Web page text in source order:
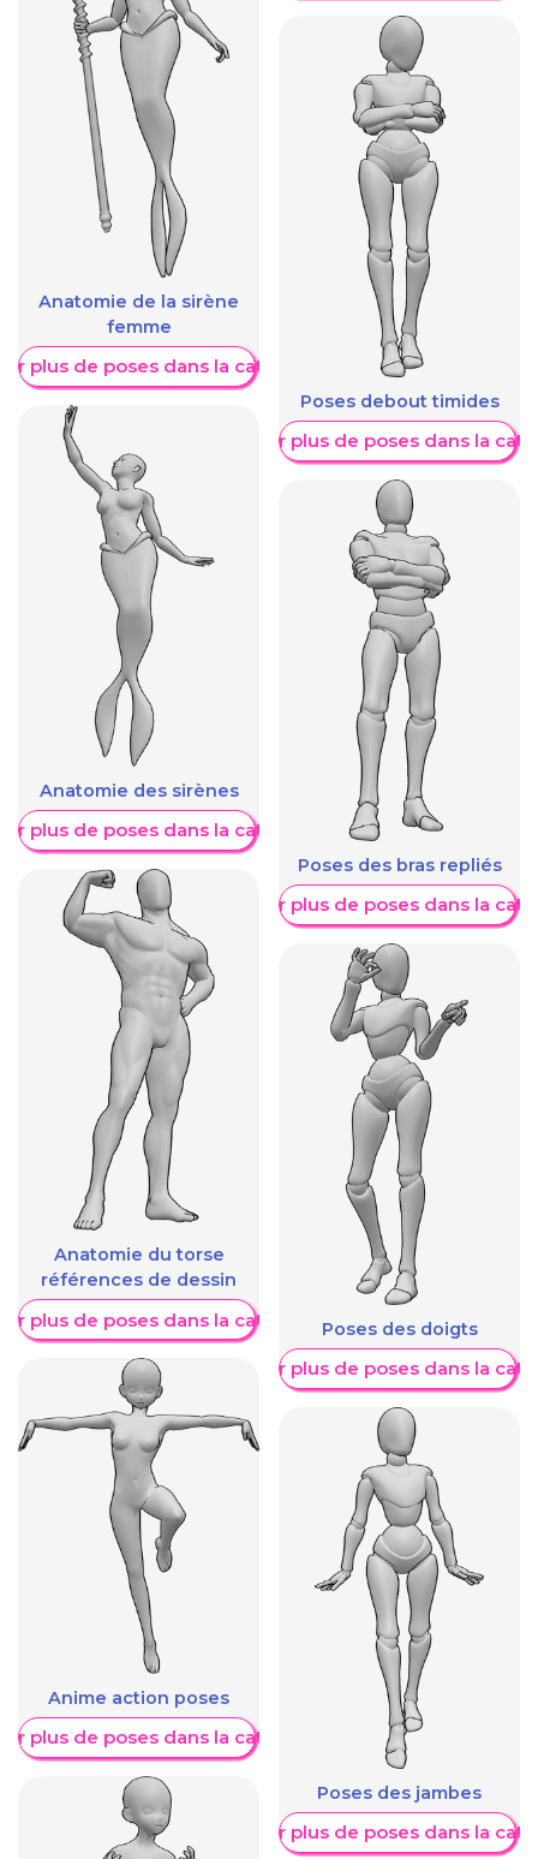
Anatomie de la sirène
femme
plus de poses dans la catégorie
Anatomie des sirènes
plus de poses dans la catégorie
Anatomie du torse
références de dessin
plus de poses dans la catégorie
Anime action poses
plus de poses dans la catégorie
Poses debout timides
Afficher plus de poses dans la
Poses des bras repliés
Afficher plus de poses dans la
Poses des doigts
Afficher plus de poses dans la
Poses des jambes
Afficher plus de poses dans la